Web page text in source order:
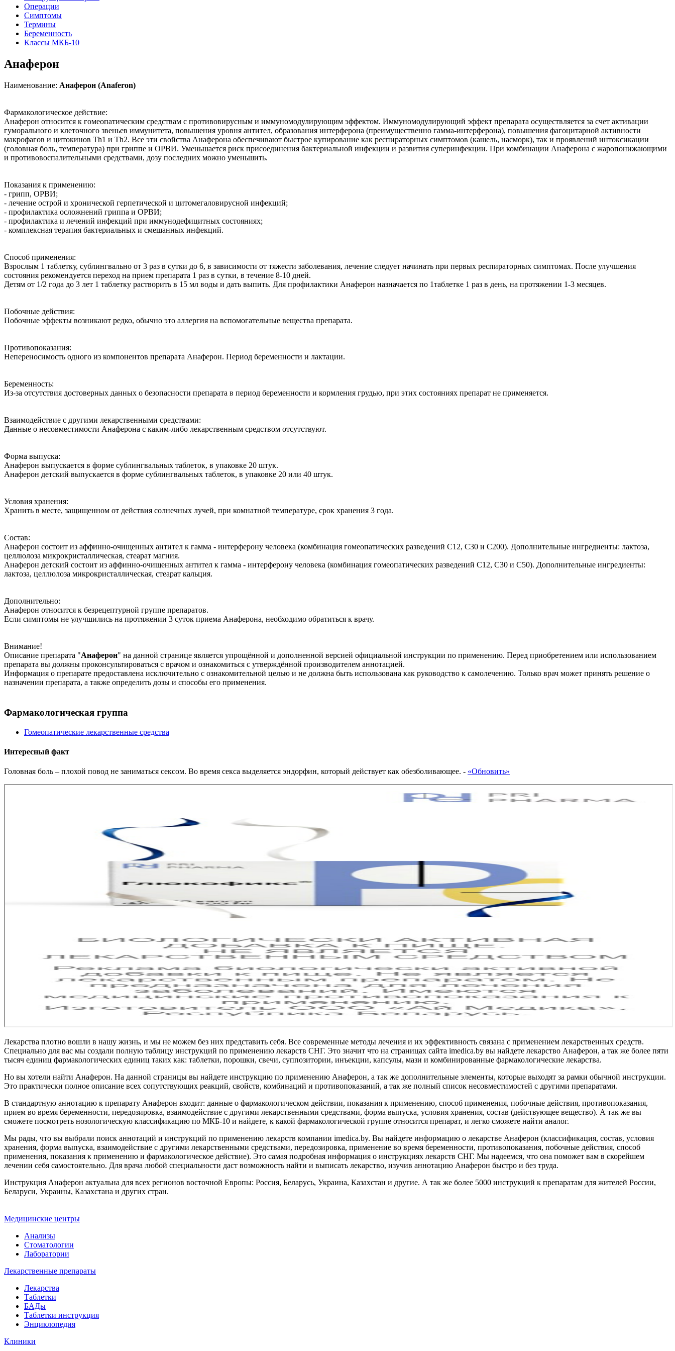
Операции
Симптомы
Термины
Беременность
Классы МКБ-10
Анаферон
Наименование: Анаферон (Anaferon)
Фармакологическое действие:
Анаферон относится к гомеопатическим средствам с противовирусным и иммуномодулирующим эффектом. Иммуномодулирующий эффект препарата осуществляется за счет активации
гуморального и клеточного звеньев иммунитета, повышения уровня антител, образования интерферона (преимущественно гамма-интерферона), повышения фагоцитарной активности
макрофагов и цитокинов Th1 и Th2. Все эти свойства Анаферона обеспечивают быстрое купирование как респираторных симптомов (кашель, насморк), так и проявлений интоксикации
(головная боль, температура) при гриппе и ОРВИ. Уменьшается риск присоединения бактериальной инфекции и развития суперинфекции. При комбинации Анаферона с жаропонижающими
и противовоспалительными средствами, дозу последних можно уменьшить.
Показания к применению:
- грипп, ОРВИ;
- лечение острой и хронической герпетической и цитомегаловирусной инфекций;
- профилактика осложнений гриппа и ОРВИ;
- профилактика и лечений инфекций при иммунодефицитных состояниях;
- комплексная терапия бактериальных и смешанных инфекций.
Способ применения:
Взрослым 1 таблетку, сублингвально от 3 раз в сутки до 6, в зависимости от тяжести заболевания, лечение следует начинать при первых респираторных симптомах. После улучшения
состояния рекомендуется переход на прием препарата 1 раз в сутки, в течение 8-10 дней.
Детям от 1/2 года до 3 лет 1 таблетку растворить в 15 мл воды и дать выпить. Для профилактики Анаферон назначается по 1таблетке 1 раз в день, на протяжении 1-3 месяцев.
Побочные действия:
Побочные эффекты возникают редко, обычно это аллергия на вспомогательные вещества препарата.
Противопоказания:
Непереносимость одного из компонентов препарата Анаферон. Период беременности и лактации.
Беременность:
Из-за отсутствия достоверных данных о безопасности препарата в период беременности и кормления грудью, при этих состояниях препарат не применяется.
Взаимодействие с другими лекарственными средствами:
Данные о несовместимости Анаферона с каким-либо лекарственным средством отсутствуют.
Форма выпуска:
Анаферон выпускается в форме сублингвальных таблеток, в упаковке 20 штук.
Анаферон детский выпускается в форме сублингвальных таблеток, в упаковке 20 или 40 штук.
Условия хранения:
Хранить в месте, защищенном от действия солнечных лучей, при комнатной температуре, срок хранения 3 года.
Состав:
Анаферон состоит из аффинно-очищенных антител к гамма - интерферону человека (комбинация гомеопатических разведений С12, С30 и С200). Дополнительные ингредиенты: лактоза,
целлюлоза микрокристаллическая, стеарат магния.
Анаферон детский состоит из аффинно-очищенных антител к гамма - интерферону человека (комбинация гомеопатических разведений С12, С30 и С50). Дополнительные ингредиенты:
лактоза, целлюлоза микрокристаллическая, стеарат кальция.
Дополнительно:
Анаферон относится к безрецептурной группе препаратов.
Если симптомы не улучшились на протяжении 3 суток приема Анаферона, необходимо обратиться к врачу.
Внимание!
Описание препарата "Анаферон" на данной странице является упрощённой и дополненной версией официальной инструкции по применению. Перед приобретением или использованием
препарата вы должны проконсультироваться с врачом и ознакомиться с утверждённой производителем аннотацией.
Информация о препарате предоставлена исключительно с ознакомительной целью и не должна быть использована как руководство к самолечению. Только врач может принять решение о
назначении препарата, а также определить дозы и способы его применения.
Фармакологическая группа
Гомеопатические лекарственные средства
Интересный факт
Головная боль – плохой повод не заниматься сексом. Во время секса выделяется эндорфин, который действует как обезболивающее. - «Обновить»
Лекарства плотно вошли в нашу жизнь, и мы не можем без них представить себя. Все современные методы лечения и их эффективность связана с применением лекарственных средств.
Специально для вас мы создали полную таблицу инструкций по применению лекарств СНГ. Это значит что на страницах сайта imedica.by вы найдете лекарство Анаферон, а так же более пяти
тысяч единиц фармакологических единиц таких как: таблетки, порошки, свечи, суппозитории, инъекции, капсулы, мази и комбинированные фармакологические лекарства.
Но вы хотели найти Анаферон. На данной страницы вы найдете инструкцию по применению Анаферон, а так же дополнительные элементы, которые выходят за рамки обычной инструкции.
Это практически полное описание всех сопутствующих реакций, свойств, комбинаций и противопоказаний, а так же полный список несовместимостей с другими препаратами.
В стандартную аннотацию к препарату Анаферон входит: данные о фармакологическом действии, показания к применению, способ применения, побочные действия, противопоказания,
прием во время беременности, передозировка, взаимодействие с другими лекарственными средствами, форма выпуска, условия хранения, состав (действующее вещество). А так же вы
сможете посмотреть нозологическую классификацию по МКБ-10 и найдете, к какой фармакологической группе относится препарат, и легко сможете найти аналог.
Мы рады, что вы выбрали поиск аннотаций и инструкций по применению лекарств компании imedica.by. Вы найдете информацию о лекарстве Анаферон (классификация, состав, условия
хранения, форма выпуска, взаимодействие с другими лекарственными средствами, передозировка, применение во время беременности, противопоказания, побочные действия, способ
применения, показания к применению и фармакологическое действие). Это самая подробная информация о инструкциях лекарств СНГ. Мы надеемся, что она поможет вам в скорейшем
лечении себя самостоятельно. Для врача любой специальности даст возможность найти и выписать лекарство, изучив аннотацию Анаферон быстро и без труда.
Инструкция Анаферон актуальна для всех регионов восточной Европы: Россия, Беларусь, Украина, Казахстан и другие. А так же более 5000 инструкций к препаратам для жителей России,
Беларуси, Украины, Казахстана и других стран.
Медицинские центры
Анализы
Стоматологии
Лаборатории
Лекарственные препараты
Лекарства
Таблетки
БАДы
Таблетки инструкция
Энциклопедия
Клиники